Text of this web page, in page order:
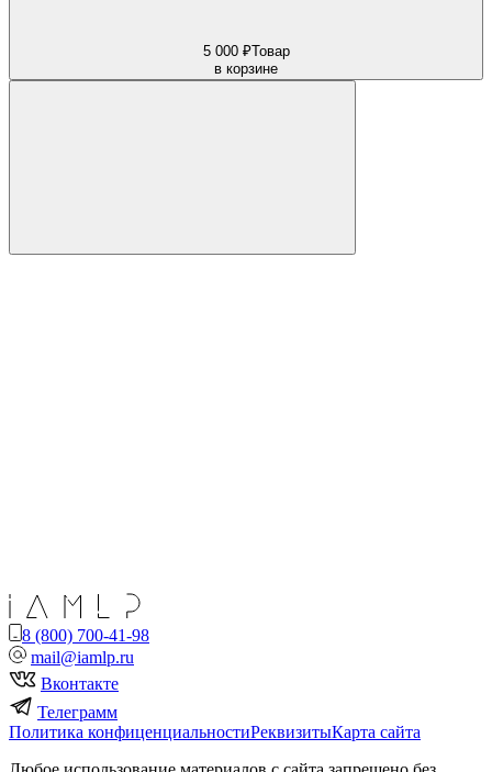
5 000 ₽Товар
в корзине
8 (800) 700-41-98
mail@iamlp.ru
Вконтакте
Телеграмм
Политика конфиценциальностиРеквизитыКарта сайта